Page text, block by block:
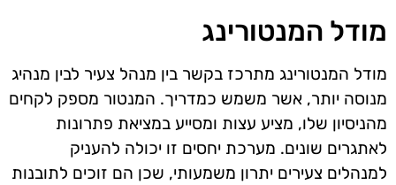
מודל המנטורינג
מודל המנטורינג מתרכז בקשר בין מנהל צעיר לבין מנהיג
מנוסה יותר, אשר משמש כמדריך. המנטור מספק לקחים
מהניסיון שלו, מציע עצות ומסייע במציאת פתרונות
לאתגרים שונים. מערכת יחסים זו יכולה להעניק
למנהלים צעירים יתרון משמעותי, שכן הם זוכים לתובנות